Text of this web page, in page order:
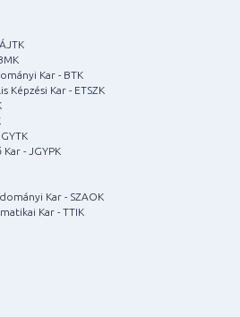
Kar - BTK
Képzési Kar - ETSZK
- JGYPK
Kar - SZAOK
Kar - TTIK